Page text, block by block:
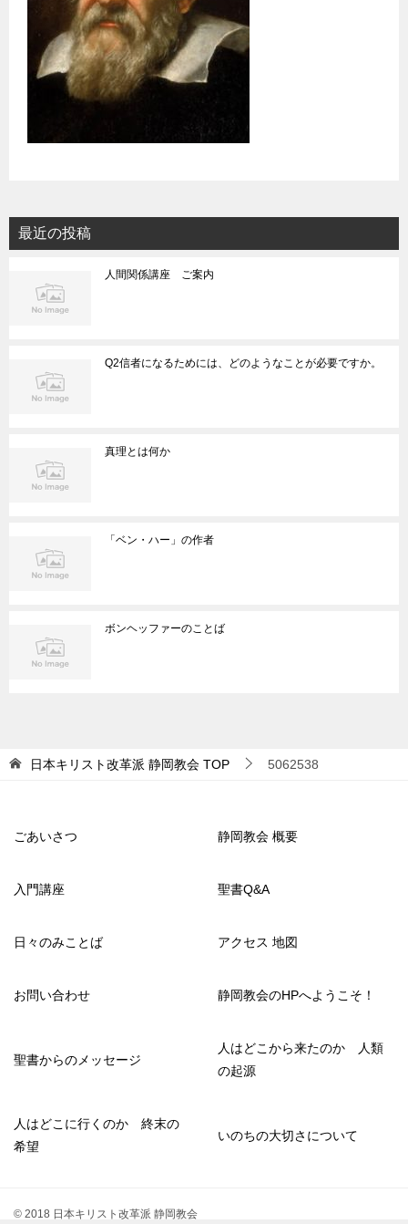
最近の投稿
人間関係講座 ご案内
Q2信者になるためには、どのようなことが必要ですか。
真理とは何か
「ベン・ハー」の作者
ボンヘッファーのことば
日本キリスト改革派 静岡教会 TOP 5062538
ごあいさつ 静岡教会 概要
入門講座 聖書Q&A
日々のみことば アクセス 地図
お問い合わせ 静岡教会のHPへようこそ！
聖書からのメッセージ
人はどこから来たのか 人類
の起源
人はどこに行くのか 終末の
希望
いのちの大切さについて
© 2018 日本キリスト改革派 静岡教会